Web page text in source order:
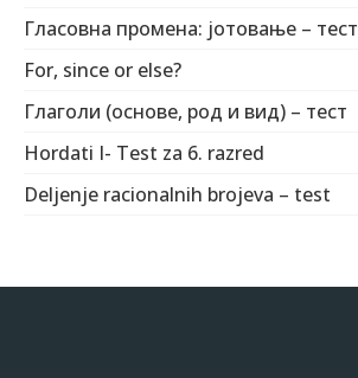
Гласовна промена: јотовање – тест
For, since or else?
Глаголи (основе, род и вид) – тест
Hordati I- Test za 6. razred
Deljenje racionalnih brojeva – test